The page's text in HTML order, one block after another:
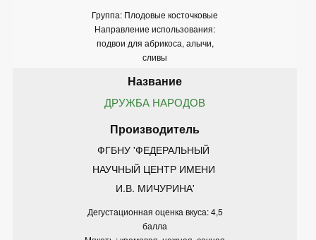
Группа: Плодовые косточковые
Направление использования:
подвои для абрикоса, алычи,
сливы
ДРУЖБА НАРОДОВ
ФГБНУ 'ФЕДЕРАЛЬНЫЙ
НАУЧНЫЙ ЦЕНТР ИМЕНИ
И.В. МИЧУРИНА'
Дегустационная оценка вкуса: 4,5
балла